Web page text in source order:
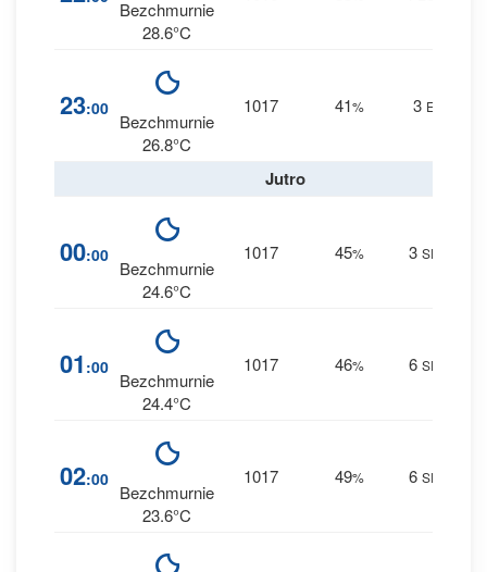
Bezchmurnie
28.6°C
23:00
Bezchmurnie
26.8°C
1017 41% 3 E
Jutro
00:00
Bezchmurnie
24.6°C
1017 45% 3 SE
01 :00
Bezchmurnie
24.4°C
1017 46% 6 SE
02:00
Bezchmurnie
23.6°C
1017 49% 6 SE